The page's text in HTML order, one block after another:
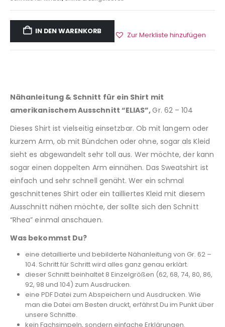
IN DEN WARENKORB Zur Merkliste hinzufügen
Nähanleitung & Schnitt für ein Shirt mit
amerikanischem Ausschnitt “ELIAS”,Gr. 62 – 104
Dieses Shirt ist vielseitig einsetzbar. Ob mit langem oder
kurzem Arm, ob mit Bündchen oder ohne, sogar als Kleid
sieht es abgewandelt sehr toll aus. Wer möchte, der kann
sogar einen doppelten Arm einnähen. Das Sweatshirt ist
einfach und sehr schnell genäht. Wer ein schmal
geschnittenes Shirt oder ein tailliertes Kleid mit diesem
Ausschnitt nähen möchte, der sollte sich den Schnitt
“Rhea” einmal anschauen.
Was bekommst Du?
eine detaillierte und bebilderte Nähanleitung von Gr. 62 –
104. Schritt für Schritt wird alles ganz genau erklärt.
dieser Schnitt beinhaltet 8 Einzelgrößen (62, 68, 74, 80, 86,
92, 98 und 104) zum Ausdrucken.
eine PDF Datei zum Abspeichern und Ausdrucken. Wie
man die Datei am Besten druckt, erfährst Du im Punkt über
unsere Schnitte.
kein Fachsimpeln, sondern einfache Erklärungen.